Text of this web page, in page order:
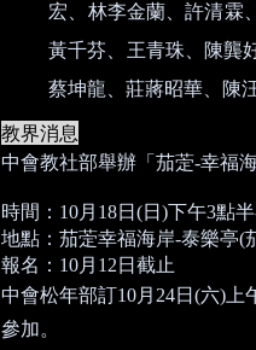
宏、林李金蘭、許清霖
黃千芬、王青珠、陳龔
蔡坤龍、莊蔣昭華、陳
教界消息
中會教社部舉辦「茄萣-幸福
時間： 10月 18日 (日 )下午3點半
地點：茄萣幸福海岸-泰樂亭(
報名： 10月 12 日截止
中會松年部訂10月 24日 (六)上
參加。